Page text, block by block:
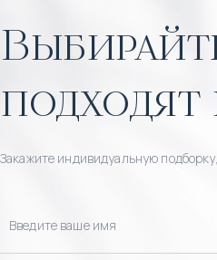
Закажите индивидуальную